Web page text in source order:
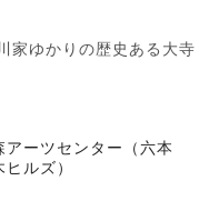
家ゆかりの歴史ある大寺
アーツセンター（六本
ヒルズ）